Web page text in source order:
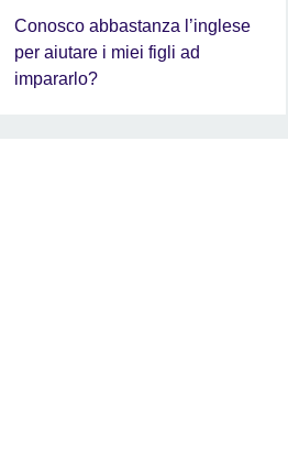
Conosco abbastanza l’inglese
per aiutare i miei figli ad
impararlo?